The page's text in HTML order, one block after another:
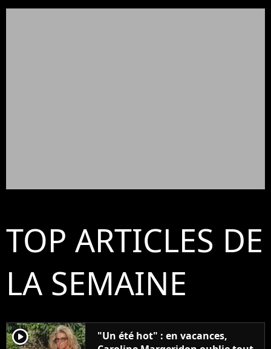
TOP ARTICLES DE
LA SEMAINE
player2
"Un été hot" : en vacances,